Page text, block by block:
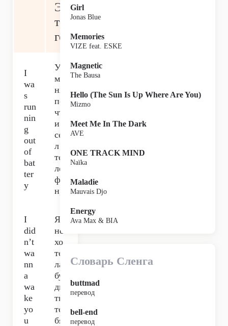
Э
то
го
I
wa
s
run
nin
g
out
of
bat
ter
y
У
ме
ня
по
чт
и
се
л
те
ле
фо
н,
I
did
n’t
wa
nn
a
wa
ke
yo
u
Я
не
хо
те
ла
бу
ди
ть
те
бя,
Girl
Jonas Blue
Memories
VIZE feat. ESKE
Magnetic
The Bausa
Hello (The Sun Is Up Where Are You)
Mizmo
Meet Me In The Dark
AVE
ONE TRACK MIND
Naïka
Maladie
Mauvais Djo
Energy
Ava Max & BIA
Словарь Сленга
buttmad
перевод
bell-end
перевод